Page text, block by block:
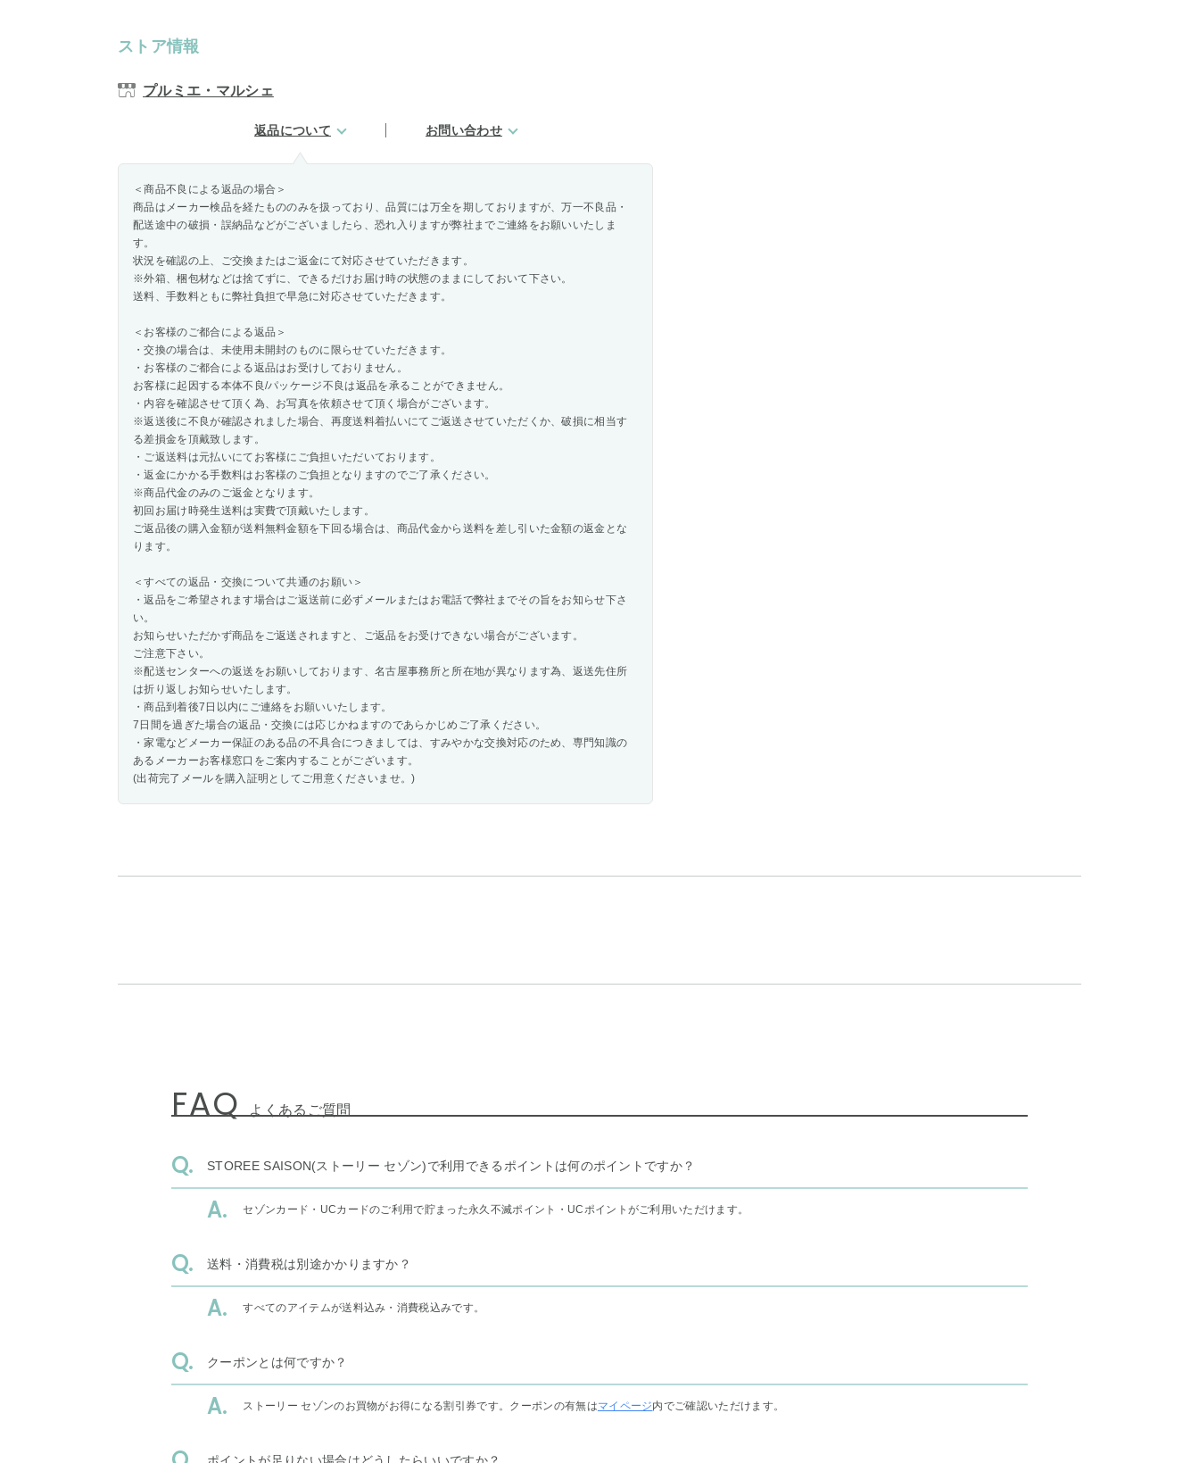
ストア情報
プルミエ・マルシェ
返品について お問い合わせ
＜商品不良による返品の場合＞
商品はメーカー検品を経たもののみを扱っており、品質には万全を期しておりますが、万一不良品・
配送途中の破損・誤納品などがございましたら、恐れ入りますが弊社までご連絡をお願いいたしま
す。
状況を確認の上、ご交換またはご返金にて対応させていただきます。
※外箱、梱包材などは捨てずに、できるだけお届け時の状態のままにしておいて下さい。
送料、手数料ともに弊社負担で早急に対応させていただきます。
＜お客様のご都合による返品＞
・交換の場合は、未使用未開封のものに限らせていただきます。
・お客様のご都合による返品はお受けしておりません。
お客様に起因する本体不良/パッケージ不良は返品を承ることができません。
・内容を確認させて頂く為、お写真を依頼させて頂く場合がございます。
※返送後に不良が確認されました場合、再度送料着払いにてご返送させていただくか、破損に相当す
る差損金を頂戴致します。
・ご返送料は元払いにてお客様にご負担いただいております。
・返金にかかる手数料はお客様のご負担となりますのでご了承ください。
※商品代金のみのご返金となります。
初回お届け時発生送料は実費で頂戴いたします。
ご返品後の購入金額が送料無料金額を下回る場合は、商品代金から送料を差し引いた金額の返金とな
ります。
＜すべての返品・交換について共通のお願い＞
・返品をご希望されます場合はご返送前に必ずメールまたはお電話で弊社までその旨をお知らせ下さ
い。
お知らせいただかず商品をご返送されますと、ご返品をお受けできない場合がございます。
ご注意下さい。
※配送センターへの返送をお願いしております、名古屋事務所と所在地が異なります為、返送先住所
は折り返しお知らせいたします。
・商品到着後7日以内にご連絡をお願いいたします。
7日間を過ぎた場合の返品・交換には応じかねますのであらかじめご了承ください。
・家電などメーカー保証のある品の不具合につきましては、すみやかな交換対応のため、専門知識の
あるメーカーお客様窓口をご案内することがございます。
(出荷完了メールを購入証明としてご用意くださいませ。)
FAQ よくあるご質問
STOREE SAISON(ストーリー セゾン)で利用できるポイントは何のポイントですか？
セゾンカード・UCカードのご利用で貯まった永久不滅ポイント・UCポイントがご利用いただけます。
送料・消費税は別途かかりますか？
すべてのアイテムが送料込み・消費税込みです。
クーポンとは何ですか？
ストーリー セゾンのお買物がお得になる割引券です。クーポンの有無はマイページ内でご確認いただけます。